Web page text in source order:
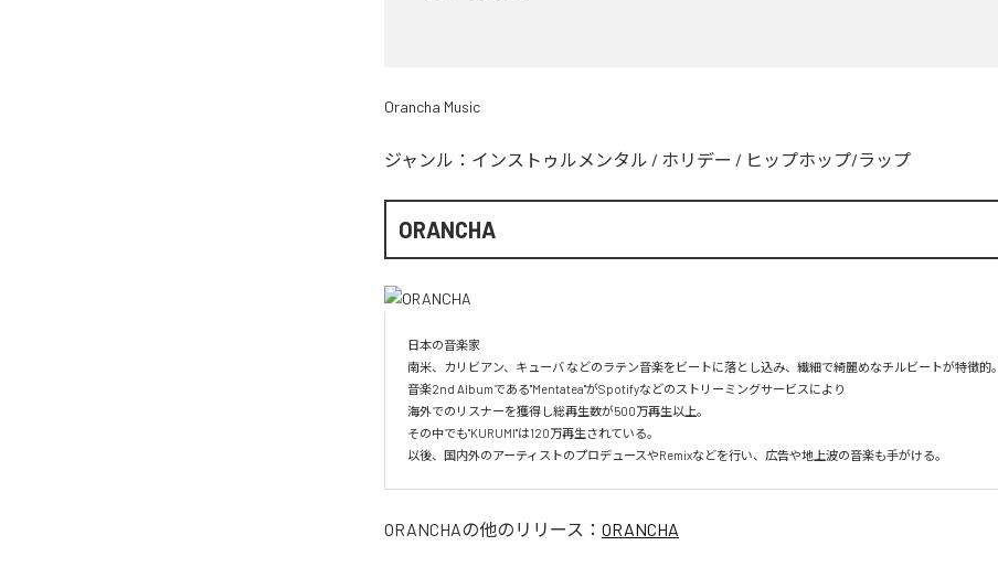
Orancha Music
ジャンル： インストゥルメンタル / ホリデー / ヒップホップ/ラップ
ORANCHA
日本の音楽家
南米、カリビアン、キューバ などのラテン音楽をビートに落とし込み、繊細で綺麗めなチルビートが特徴的。
音楽2nd Albumである"Mentatea"がSpotifyなどのストリーミングサービスにより
海外でのリスナーを獲得し総再生数が500万再生以上。
その中でも"KURUMI"は120万再生されている。
以後、国内外のアーティストのプロデュースやRemixなどを行い、広告や地上波の音楽も手がける。
ORANCHAの他のリリース： ORANCHA